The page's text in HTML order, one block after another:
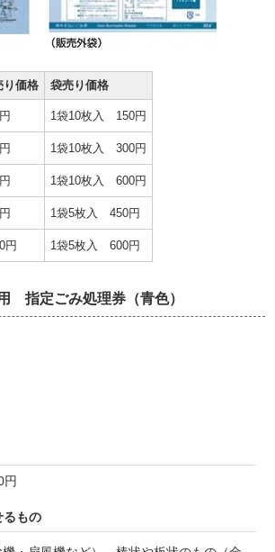
り価格 袋売り価格
1袋10枚入 150円
1袋10枚入 300円
1袋10枚入 600円
1袋5枚入 450円
円 1袋5枚入 600円
指定ごみ処理券（青色）
るもの